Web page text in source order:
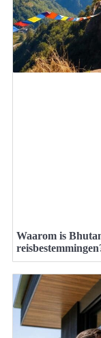
Waarom is